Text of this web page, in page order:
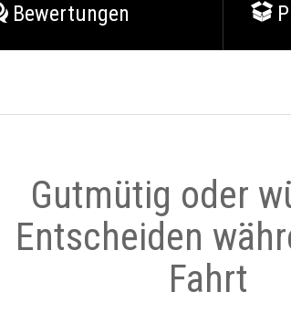
Bewertungen
Gutmütig oder
Entscheiden
Fahrt